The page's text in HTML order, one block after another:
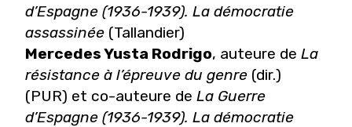
d’Espagne (1936-1939). La démocratie
assassinée (Tallandier)
Mercedes Yusta Rodrigo, auteure de La
résistance à l’épreuve du genre (dir.)
(PUR) et co-auteure de La Guerre
d’Espagne (1936-1939). La démocratie